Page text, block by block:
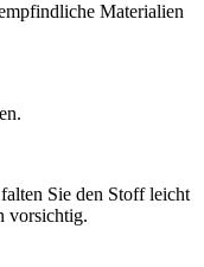
Materialien
Sie den Stoff leicht
vorsichtig.